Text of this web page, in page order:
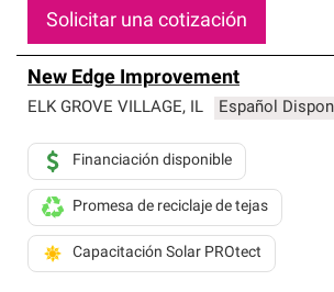
Solicitar una cotización
New Edge Improvement
ELK GROVE VILLAGE, IL Español
Financiación disponible
Promesa de reciclaje de tejas
Capacitación Solar PROtect